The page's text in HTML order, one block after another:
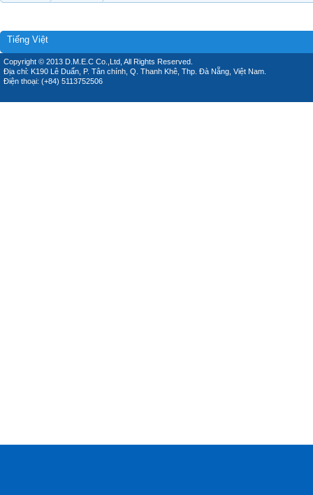
Tiếng Việt
Copyright © 2013 D.M.E.C Co.,Ltd, All Rights Reserved.
Địa chỉ: K190 Lê Duẩn, P. Tân chính, Q. Thanh Khê, Thp. Đà Nẵng, Việt Nam.
Điện thoại: (+84) 5113752506